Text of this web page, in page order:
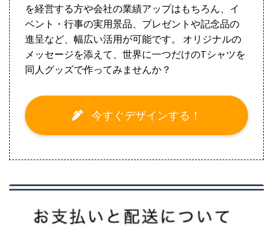
を経営する方や会社の業績アップはもちろん、イ
ベント・行事の実用景品、プレゼントや記念品の
進呈など、幅広い活用が可能です。 オリジナルの
メッセージを添えて、世界に一つだけのTシャツを
同人グッズで作ってみませんか？
今すぐデザインする！